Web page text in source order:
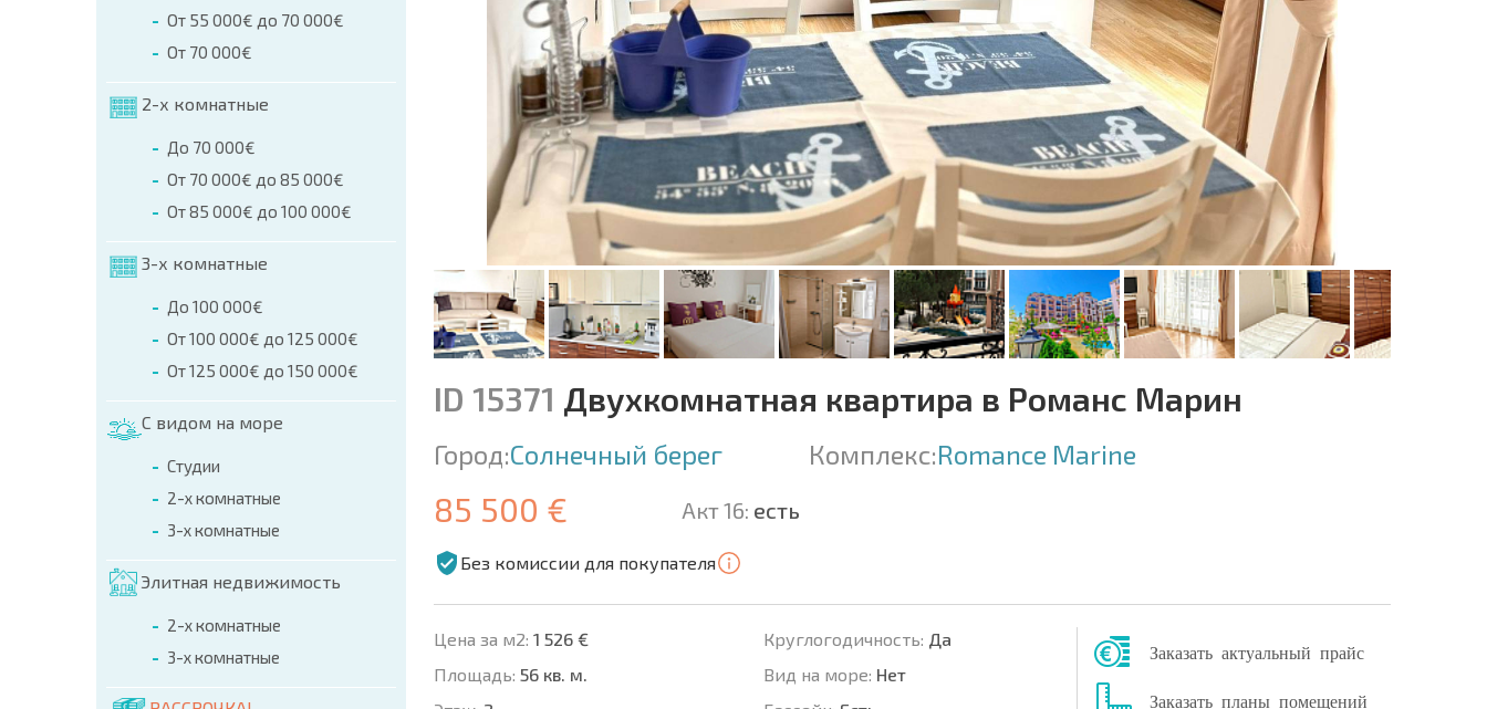
От 55 000€ до 70 000€
От 70 000€
2-х комнатные
До 70 000€
От 70 000€ до 85 000€
От 85 000€ до 100 000€
3-х комнатные
До 100 000€
От 100 000€ до 125 000€
От 125 000€ до 150 000€
С видом на море
Студии
2-х комнатные
3-х комнатные
Элитная недвижимость
2-х комнатные
3-х комнатные
ID 15371 Двухкомнатная квартира в Романс Марин
Город:Солнечный берег Комплекс:Romance Marine
85 500 € Акт 16: есть
Без комиссии для покупателя
Цена за м2: 1 526 €
Площадь: 56 кв. м.
Круглогодичность: Да
Вид на море: Нет
Заказать актуальный прайс
Заказать планы помещений